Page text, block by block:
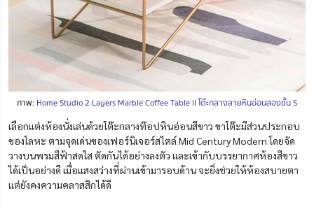
ภาพ: Home Studio 2 Layers Marble Coffee Table II โต๊ะกลางลายหินอ่อนสองชั้น S
เลือกแต่งห้องนั่งเล่นด้วยโต๊ะกลางท๊อปหินอ่อนสีขาว ขาโต๊ะมีส่วนประกอบ
ของโลหะ ตามจุดเด่นของเฟอร์นิเจอร์สไตล์ Mid Century Modern โดยจัด
วางบนพรมสีฟ้าสดใส ตัดกันได้อย่างลงตัว และเข้ากับบรรยากาศห้องสีขาว
ได้เป็นอย่างดี เมื่อแสงสว่างที่ผ่านเข้ามารอบด้าน จะยิ่งช่วยให้ห้องสบายตา
แต่ยังคงความคลาสสิกได้ดี